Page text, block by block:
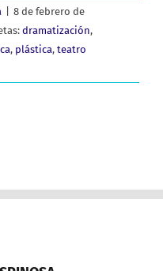
8 de febrero de
dramatización,
, plástica, teatro